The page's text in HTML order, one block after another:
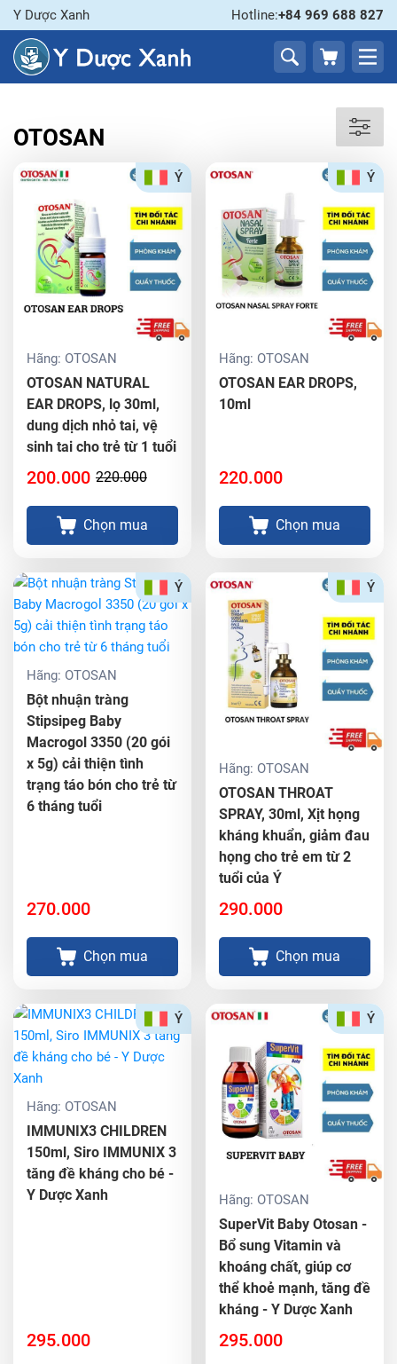
Y Dược Xanh Hotline:+84 969 688 827
OTOSAN
Hãng: OTOSAN
OTOSAN NATURAL
EAR DROPS, lọ 30ml,
dung dịch nhỏ tai, vệ
sinh tai cho trẻ từ 1 tuổi
200.000 220.000
Ý
Chọn mua
Hãng: OTOSAN
OTOSAN EAR DROPS,
10ml
220.000
Ý
Chọn mua
Hãng: OTOSAN
Bột nhuận tràng
Stipsipeg Baby
Macrogol 3350 (20 gói
x 5g) cải thiện tình
trạng táo bón cho trẻ từ
6 tháng tuổi
270.000
Ý
Chọn mua
Hãng: OTOSAN
OTOSAN THROAT
SPRAY, 30ml, Xịt họng
kháng khuẩn, giảm đau
họng cho trẻ em từ 2
tuổi của Ý
290.000
Ý
Chọn mua
Hãng: OTOSAN
IMMUNIX3 CHILDREN
150ml, Siro IMMUNIX 3
tăng đề kháng cho bé -
Y Dược Xanh
295.000
Ý
Hãng: OTOSAN
SuperVit Baby Otosan -
Bổ sung Vitamin và
khoáng chất, giúp cơ
thể khoẻ mạnh, tăng đề
kháng - Y Dược Xanh
295.000
Ý